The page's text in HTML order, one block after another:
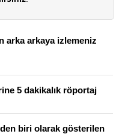
arka arkaya izlemeniz
5 dakikalık röportaj
biri olarak gösterilen